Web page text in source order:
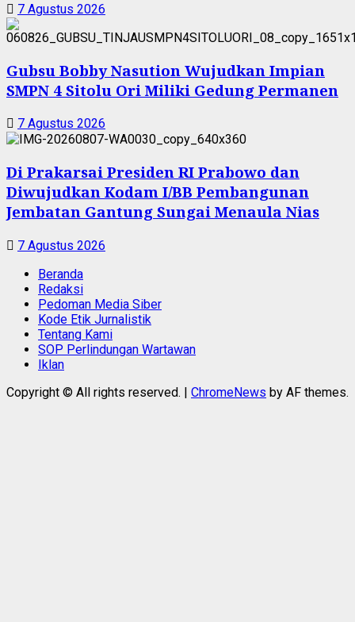
7 Agustus 2026
Gubsu Bobby Nasution Wujudkan Impian
SMPN 4 Sitolu Ori Miliki Gedung Permanen
7 Agustus 2026
Di Prakarsai Presiden RI Prabowo dan
Diwujudkan Kodam I/BB Pembangunan
Jembatan Gantung Sungai Menaula Nias
7 Agustus 2026
Beranda
Redaksi
Pedoman Media Siber
Kode Etik Jurnalistik
Tentang Kami
SOP Perlindungan Wartawan
Iklan
Copyright © All rights reserved. | ChromeNews by AF themes.